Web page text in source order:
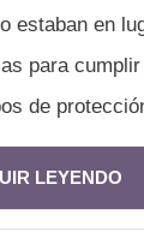
estaban en
para
de
LEYENDO